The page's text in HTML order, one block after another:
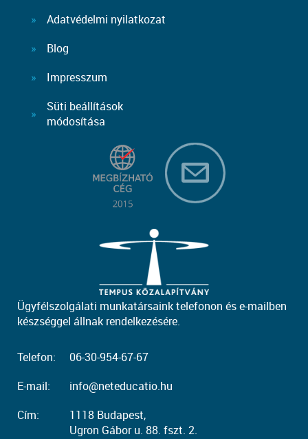
Adatvédelmi nyilatkozat
Blog
Impresszum
Süti beállítások
módosítása
Ügyfélszolgálati munkatársaink telefonon és e-mailben
készséggel állnak rendelkezésére.
Telefon:
06-30-954-67-67
E-mail:
info@neteducatio.hu
Cím:
1118 Budapest,
Ugron Gábor u. 88. fszt. 2.